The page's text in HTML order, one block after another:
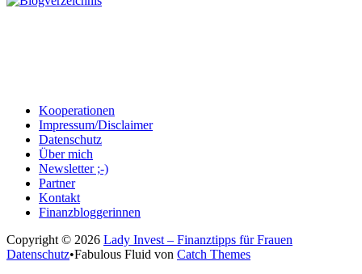
Kooperationen
Impressum/Disclaimer
Datenschutz
Über mich
Newsletter ;-)
Partner
Kontakt
Finanzbloggerinnen
Copyright © 2026 Lady Invest – Finanztipps für Frauen
Datenschutz•Fabulous Fluid von Catch Themes